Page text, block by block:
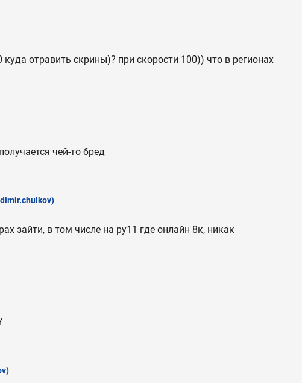
куда отравить скрины)? при скорости 100)) что в регионах
чей-то бред
зайти, в том числе на ру11 где онлайн 8к, никак